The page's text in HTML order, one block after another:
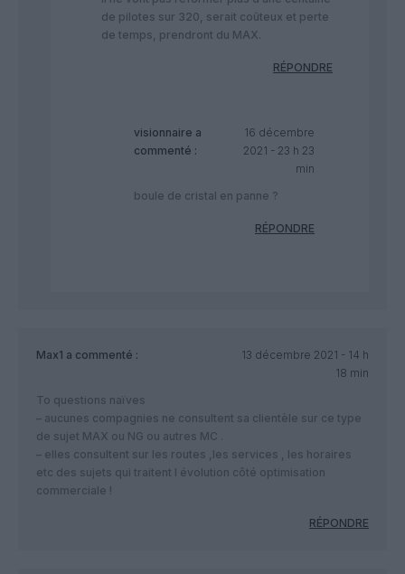
de pilotes sur 320, serait coûteux et perte
de temps, prendront du MAX.
RÉPONDRE
visionnaire a
commenté :
16 décembre
2021 - 23 h 23
min
boule de cristal en panne ?
RÉPONDRE
Max1 a commenté :
13 décembre 2021 - 14 h
18 min
To questions naïves
– aucunes compagnies ne consultent sa clientèle sur ce type
de sujet MAX ou NG ou autres MC .
– elles consultent sur les routes ,les services , les horaires
etc des sujets qui traitent l évolution côté optimisation
commerciale !
RÉPONDRE